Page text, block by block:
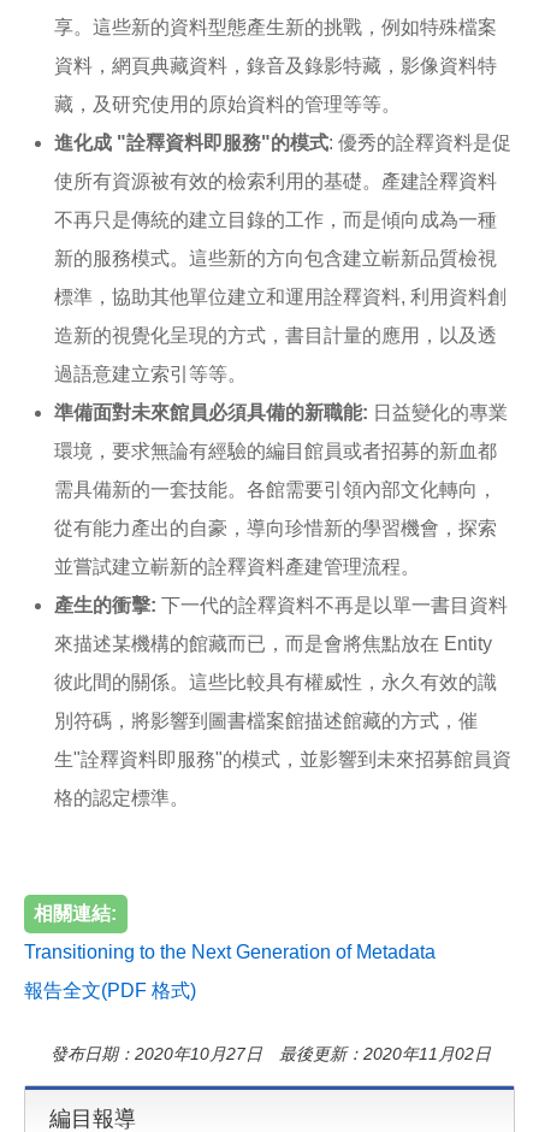
享。這些新的資料型態產生新的挑戰，例如特殊檔案
資料，網頁典藏資料，錄音及錄影特藏，影像資料特
藏，及研究使用的原始資料的管理等等。
進化成 "詮釋資料即服務"的模式: 優秀的詮釋資料是促
使所有資源被有效的檢索利用的基礎。產建詮釋資料
不再只是傳統的建立目錄的工作，而是傾向成為一種
新的服務模式。這些新的方向包含建立嶄新品質檢視
標準，協助其他單位建立和運用詮釋資料, 利用資料創
造新的視覺化呈現的方式，書目計量的應用，以及透
過語意建立索引等等。
準備面對未來館員必須具備的新職能: 日益變化的專業
環境，要求無論有經驗的編目館員或者招募的新血都
需具備新的一套技能。各館需要引領內部文化轉向，
從有能力產出的自豪，導向珍惜新的學習機會，探索
並嘗試建立嶄新的詮釋資料產建管理流程。
產生的衝擊: 下一代的詮釋資料不再是以單一書目資料
來描述某機構的館藏而已，而是會將焦點放在 Entity
彼此間的關係。這些比較具有權威性，永久有效的識
別符碼，將影響到圖書檔案館描述館藏的方式，催
生"詮釋資料即服務"的模式，並影響到未來招募館員資
格的認定標準。
相關連結:
Transitioning to the Next Generation of Metadata
報告全文(PDF 格式)
發布日期：2020年10月27日 最後更新：2020年11月02日
編目報導